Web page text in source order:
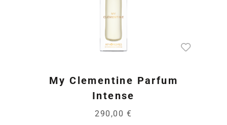
My Clementine Parfum
Intense
290,00 €